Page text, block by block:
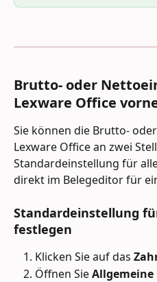
Brutto- oder
Lexware Office
Sie können die Brutto-
Lexware Office an zwei
Standardeinstellung für
direkt im Belegeditor für
Standardeinstellung
festlegen
Klicken Sie auf das
Öffnen Sie